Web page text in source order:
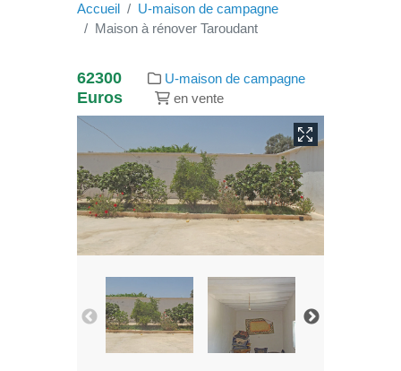
Accueil
U-maison de campagne
Maison à rénover Taroudant
62300
Euros
U-maison de campagne
en vente